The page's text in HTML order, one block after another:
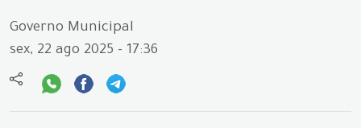
Governo Municipal
sex, 22 ago 2025 - 17:36